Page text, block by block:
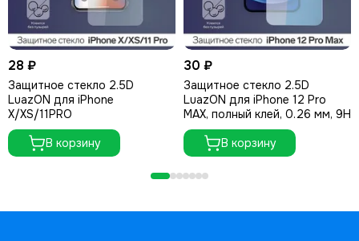
28 ₽
Защитное стекло 2.5D
LuazON для iPhone
X/XS/11PRO
В корзину
30 ₽
Защитное стекло 2.5D
LuazON для iPhone 12 Pro
MAX, полный клей, 0.26 мм, 9Н
В корзину